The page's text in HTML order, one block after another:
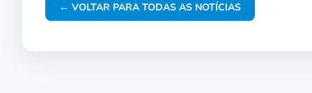
← VOLTAR PARA TODAS AS NOTÍCIAS